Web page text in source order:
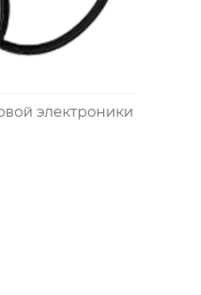
электроники